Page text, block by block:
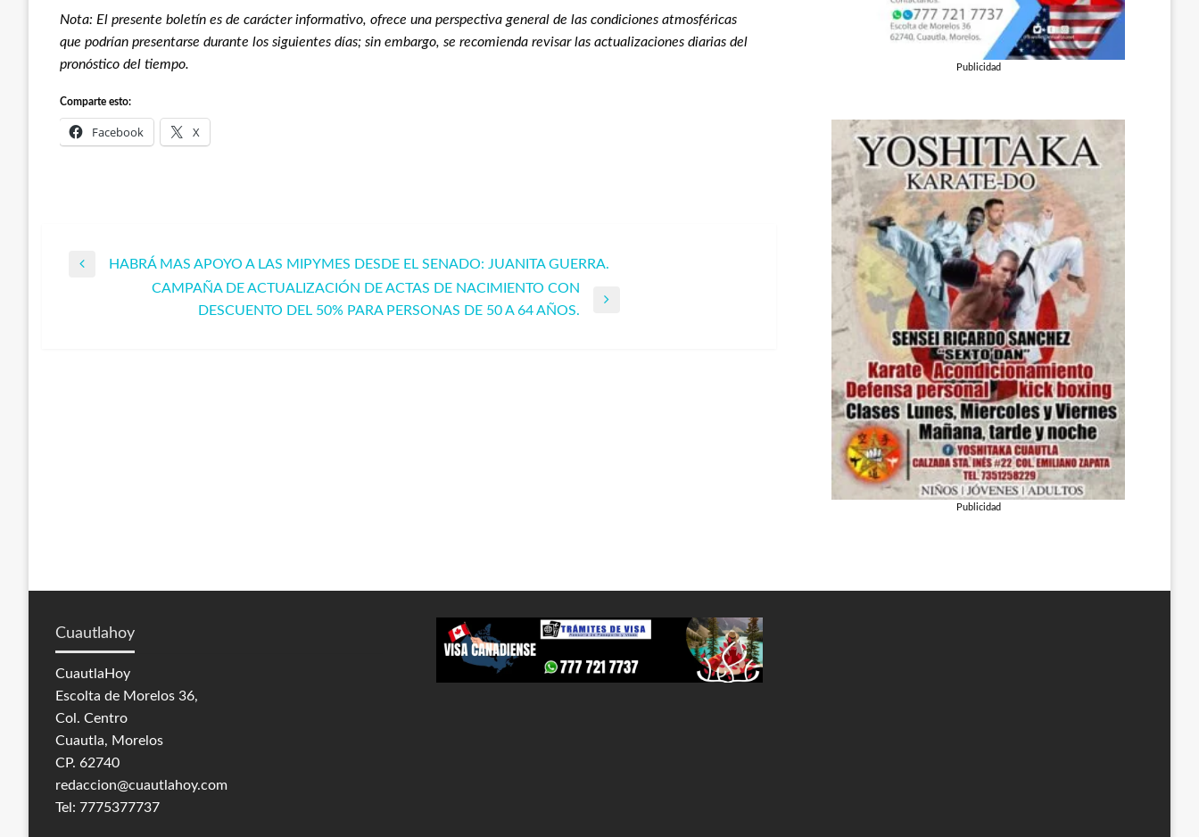
Nota: El presente boletín es de carácter informativo, ofrece una perspectiva general de las condiciones atmosféricas
que podrían presentarse durante los siguientes días; sin embargo, se recomienda revisar las actualizaciones diarias del
pronóstico del tiempo.
Comparte esto:
Facebook X
Navegación
Entrada
HABRÁ MAS APOYO A LAS MIPYMES DESDE EL SENADO: JUANITA GUERRA.
CAMPAÑA DE ACTUALIZACIÓN DE ACTAS DE NACIMIENTO CON
DESCUENTO DEL 50% PARA PERSONAS DE 50 A 64 AÑOS.
Publicidad
Publicidad
Cuautlahoy
CuautlaHoy
Escolta de Morelos 36,
Col. Centro
Cuautla, Morelos
CP. 62740
redaccion@cuautlahoy.com
Tel: 7775377737